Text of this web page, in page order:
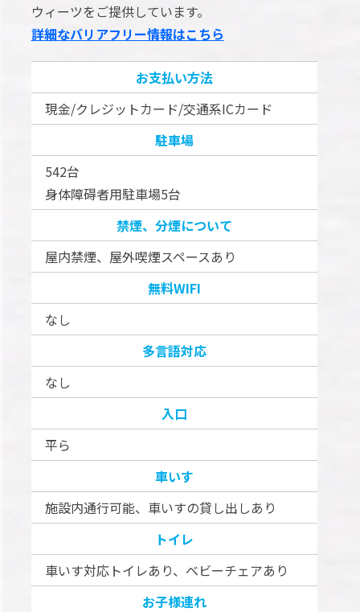
ウィーツをご提供しています。
詳細なバリアフリー情報はこちら
お支払い方法
現金/クレジットカード/交通系ICカード
駐車場
542台
身体障碍者用駐車場5台
禁煙、分煙について
屋内禁煙、屋外喫煙スペースあり
無料WIFI
なし
多言語対応
なし
入口
平ら
車いす
施設内通行可能、車いすの貸し出しあり
トイレ
車いす対応トイレあり、ベビーチェアあり
お子様連れ